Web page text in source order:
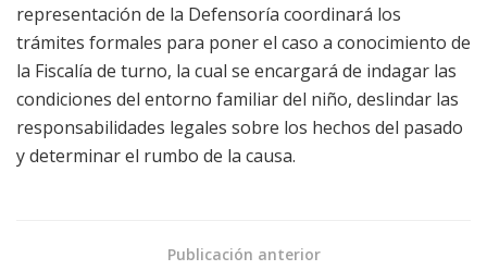
representación de la Defensoría coordinará los
trámites formales para poner el caso a conocimiento de
la Fiscalía de turno, la cual se encargará de indagar las
condiciones del entorno familiar del niño, deslindar las
responsabilidades legales sobre los hechos del pasado
y determinar el rumbo de la causa.
Publicación anterior